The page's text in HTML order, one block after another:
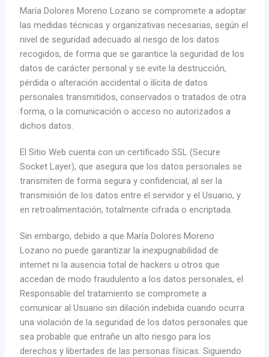
María Dolores Moreno Lozano se compromete a adoptar
las medidas técnicas y organizativas necesarias, según el
nivel de seguridad adecuado al riesgo de los datos
recogidos, de forma que se garantice la seguridad de los
datos de carácter personal y se evite la destrucción,
pérdida o alteración accidental o ilícita de datos
personales transmitidos, conservados o tratados de otra
forma, o la comunicación o acceso no autorizados a
dichos datos.
El Sitio Web cuenta con un certificado SSL (Secure
Socket Layer), que asegura que los datos personales se
transmiten de forma segura y confidencial, al ser la
transmisión de los datos entre el servidor y el Usuario, y
en retroalimentación, totalmente cifrada o encriptada.
Sin embargo, debido a que María Dolores Moreno
Lozano no puede garantizar la inexpugnabilidad de
internet ni la ausencia total de hackers u otros que
accedan de modo fraudulento a los datos personales, el
Responsable del tratamiento se compromete a
comunicar al Usuario sin dilación indebida cuando ocurra
una violación de la seguridad de los datos personales que
sea probable que entrañe un alto riesgo para los
derechos y libertades de las personas físicas. Siguiendo